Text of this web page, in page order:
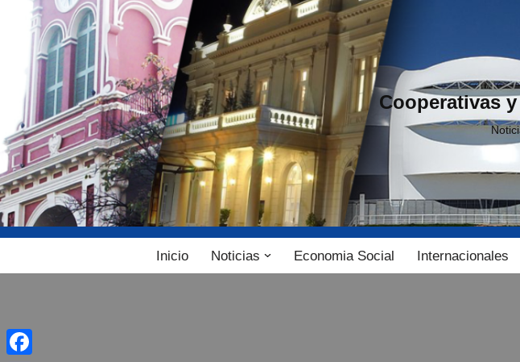
contenido
Cooperativas
Inicio Noticias Economia Social Internacionales